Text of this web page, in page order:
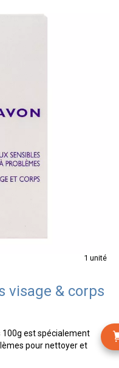
1 unité
visage & corps
100g est spécialement
pour nettoyer et